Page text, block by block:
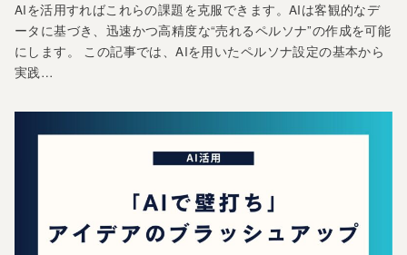
AIを活用すればこれらの課題を克服できます。AIは客観的なデ
ータに基づき、迅速かつ高精度な“売れるペルソナ”の作成を可能
にします。 この記事では、AIを用いたペルソナ設定の基本から
実践…